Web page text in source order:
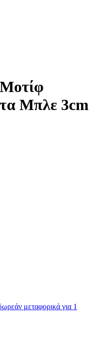
Μπλε 3cm
μεταφορικά για 1